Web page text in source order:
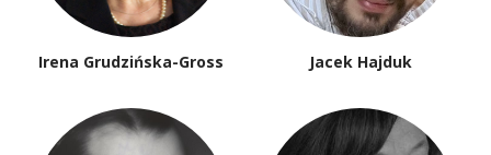
Irena Grudzińska-Gross Jacek Hajduk